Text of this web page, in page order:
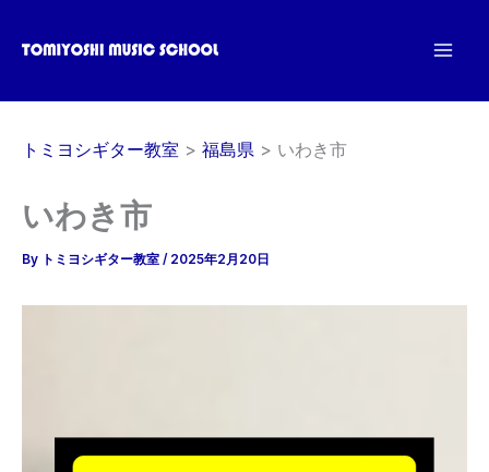
ス
トミヨシギター教室 福島県 いわき市
いわき市
By トミヨシギター教室 / 2025年2月20日